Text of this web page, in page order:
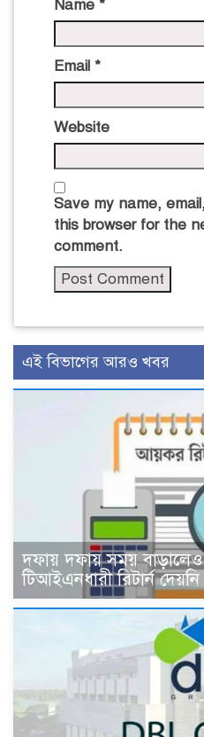
Name *
Email *
Website
Save my name,
this browser for the
comment.
এই বিভাগের আরও খবর
দফায় দফায় সময়
টিআইএনধারী রিটার্ন দেয়নি